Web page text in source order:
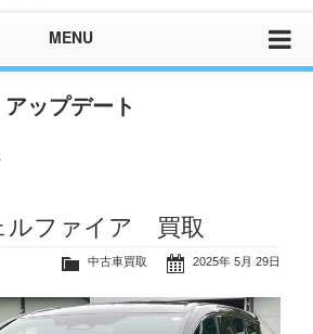
MENU
アップデート
ルファイア 買取
2025年 5月 29日
中古車買取